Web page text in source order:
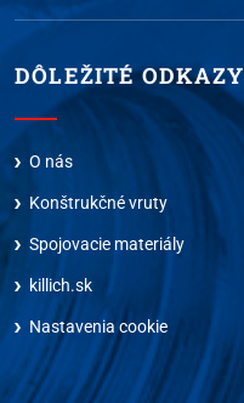
DÔLEŽITÉ ODKAZY
O nás
Konštrukčné vruty
Spojovacie materiály
killich.sk
Nastavenia cookie